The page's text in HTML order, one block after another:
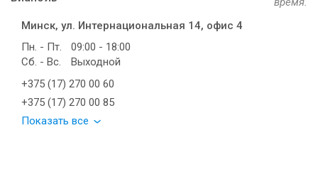
Минск, ул. Интернациональная 14, офис 4
Пн. - Пт.
09:00 - 18:00
Сб. - Вс.
Выходной
+375 (17) 270 00 60
+375 (17) 270 00 85
Показать все